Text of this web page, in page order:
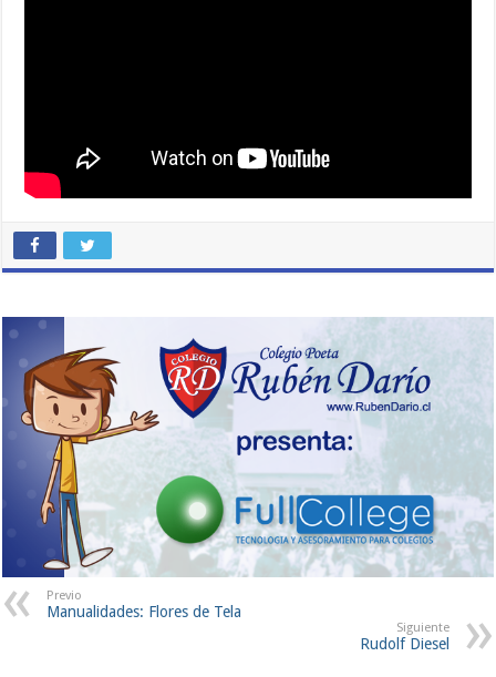
Previo
Manualidades: Flores de Tela
Siguiente
Rudolf Diesel